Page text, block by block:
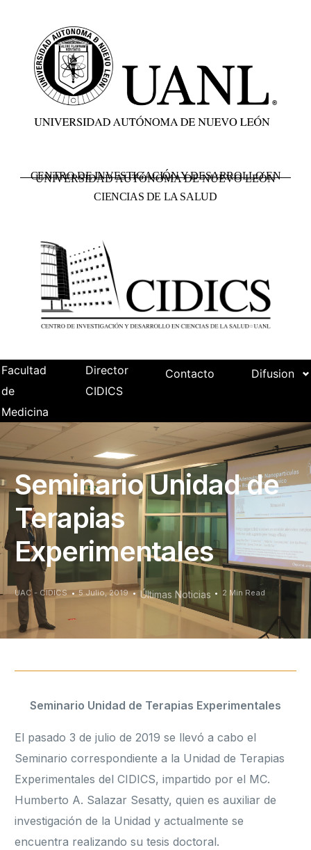
UNIVERSIDAD AUTÓNOMA DE NUEVO LEÓN
CENTRO DE INVESTIGACIÓN Y DESARROLLO EN
CIENCIAS DE LA SALUD
Facultad
de
Medicina
Director
CIDICS
Contacto Difusion
Seminario Unidad de
Terapias
Experimentales
UAC - CIDICS 5 Julio, 2019 Últimas Noticias 2 Min Read
Seminario Unidad de Terapias Experimentales
El pasado 3 de julio de 2019 se llevó a cabo el
Seminario correspondiente a la Unidad de Terapias
Experimentales del CIDICS, impartido por el MC.
Humberto A. Salazar Sesatty, quien es auxiliar de
investigación de la Unidad y actualmente se
encuentra realizando su tesis doctoral.